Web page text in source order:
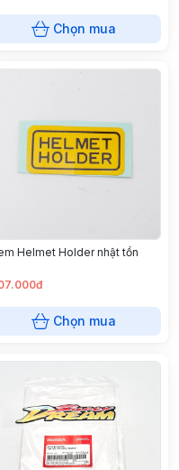
Chọn mua
Helmet Holder nhật tồn
Chọn mua